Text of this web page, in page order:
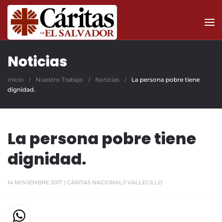
Skip to main content
Noticias
Inicio Nuestro Trabajo Noticias
La persona pobre tiene
dignidad.
La persona pobre tiene
dignidad.
14 NOVIEMBRE 2017 | CÁRITAS NACIONAL/I.VALLECILLO